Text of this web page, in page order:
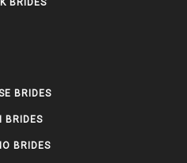
BRIDES
BRIDES
BRIDES
BRIDES